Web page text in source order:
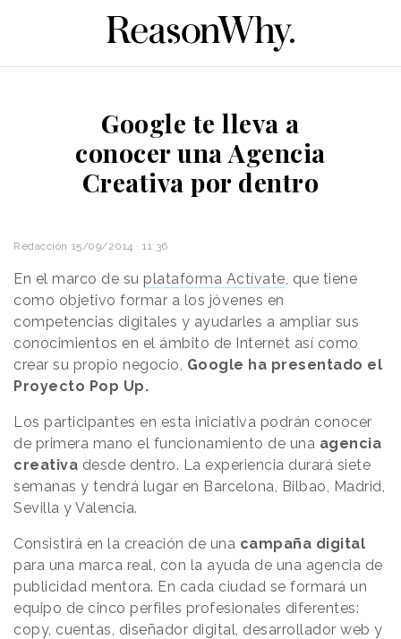
Google te lleva a
conocer una Agencia
Creativa por dentro
Redacción 15/09/2014 · 11:36
En el marco de su plataforma Actívate , que tiene
como objetivo formar a los jóvenes en
competencias digitales y ayudarles a ampliar sus
conocimientos en el ámbito de Internet así como
crear su propio negocio, Google ha presentado el
Proyecto Pop Up.
Los participantes en esta iniciativa podrán conocer
de primera mano el funcionamiento de una agencia
creativa desde dentro. La experiencia durará siete
semanas y tendrá lugar en Barcelona, Bilbao, Madrid,
Sevilla y Valencia.
Consistirá en la creación de una campaña digital
para una marca real, con la ayuda de una agencia de
publicidad mentora. En cada ciudad se formará un
equipo de cinco perfiles profesionales diferentes:
copy, cuentas, diseñador digital, desarrollador web y